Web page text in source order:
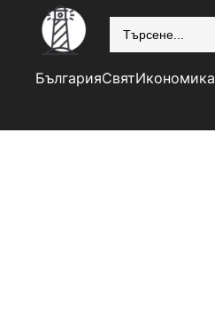
БългарияСвятИкономика